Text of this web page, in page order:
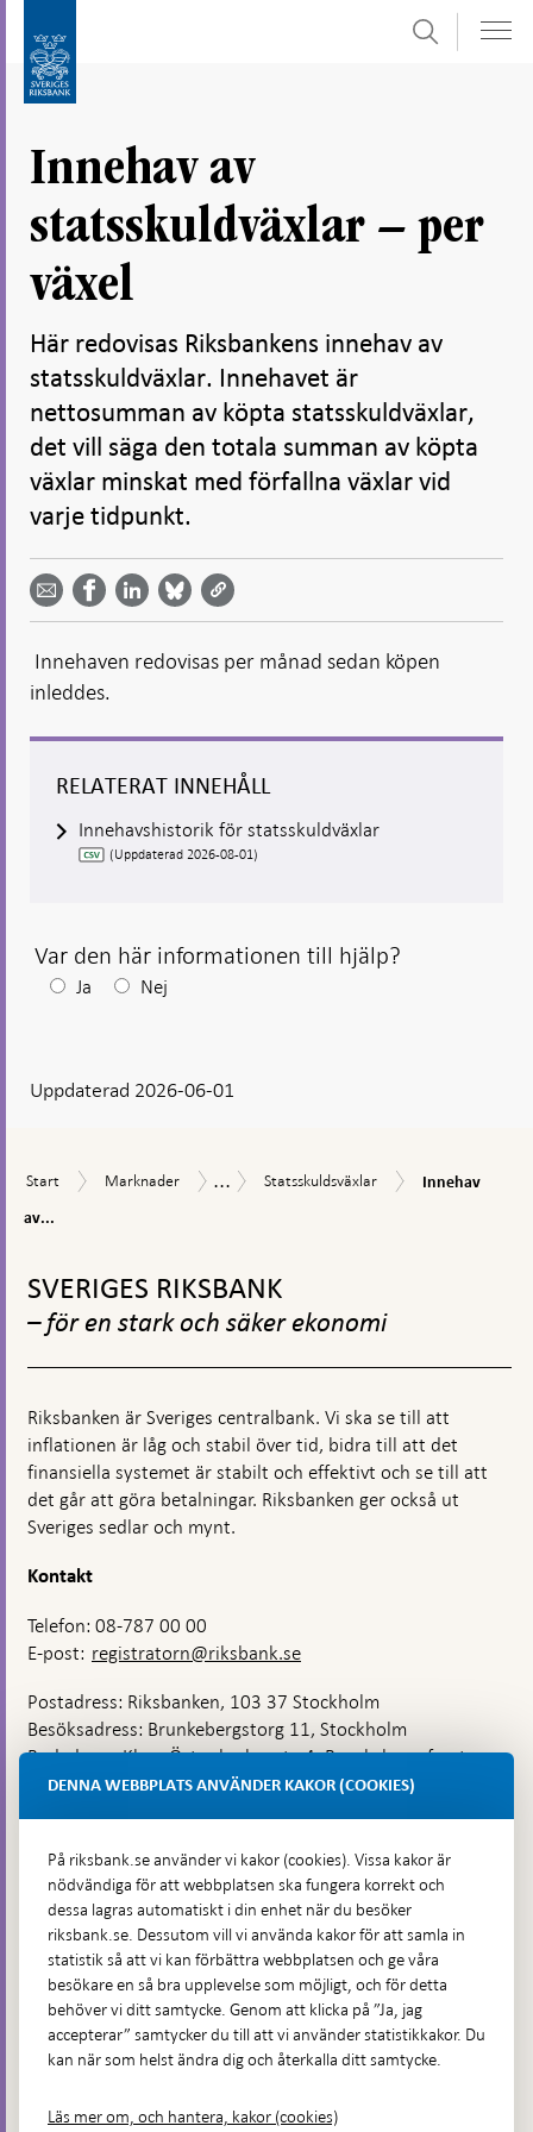
direkt
undersidor
Sök
Innehav av
statsskuldväxlar – per
växel
Här redovisas Riksbankens innehav av
statsskuldväxlar. Innehavet är
nettosumman av köpta statsskuldväxlar,
det vill säga den totala summan av köpta
växlar minskat med förfallna växlar vid
varje tidpunkt.
Dela
email -
Öppnas
i ny flik
Dela på
Facebook
- Öppnas
Dela på
LinkedIn
-
Öppnas
på
Bluesky
-
i ny flik
på
Twitter
-
i ny flik
Innehaven redovisas per månad sedan köpen
inleddes.
RELATERAT INNEHÅLL
Innehavshistorik för statsskuldväxlar
(Uppdaterad 2026-08-01)
Var den här informationen till hjälp?
Efter
visas
Ja Nej
Uppdaterad 2026-06-01
Start
Start Marknader
Marknader
Innehav
kronor
... Statsskuldsväxlar
Statsskuldsväxlar
Innehav
Innehav
av...
toppnavigation
SVERIGES RIKSBANK
– för en stark och säker ekonomi
Riksbanken är Sveriges centralbank. Vi ska se till att
inflationen är låg och stabil över tid, bidra till att det
finansiella systemet är stabilt och effektivt och se till att
det går att göra betalningar. Riksbanken ger också ut
Sveriges sedlar och mynt.
Kontakt
Telefon: 08-787 00 00
E-post: registratorn@riksbank.se
Postadress: Riksbanken, 103 37 Stockholm
Besöksadress: Brunkebergstorg 11, Stockholm
Budadress: Klara Östra kyrkogata 4, Brunkebergsfaret,
Lastplats 6
Hitta direkt
Frågor och svar-
Öppnas
i
ny
flik
Till Riksbankens webbarkiv-
Öppnas
i
ny
Presskontakt
Integritetspolicy
DENNA WEBBPLATS ANVÄNDER KAKOR (COOKIES)
På riksbank.se använder vi kakor (cookies). Vissa kakor är
nödvändiga för att webbplatsen ska fungera korrekt och
dessa lagras automatiskt i din enhet när du besöker
riksbank.se. Dessutom vill vi använda kakor för att samla in
statistik så att vi kan förbättra webbplatsen och ge våra
besökare en så bra upplevelse som möjligt, och för detta
behöver vi ditt samtycke. Genom att klicka på ”Ja, jag
accepterar” samtycker du till att vi använder statistikkakor. Du
kan när som helst ändra dig och återkalla ditt samtycke.
Läs mer om, och hantera, kakor (cookies)